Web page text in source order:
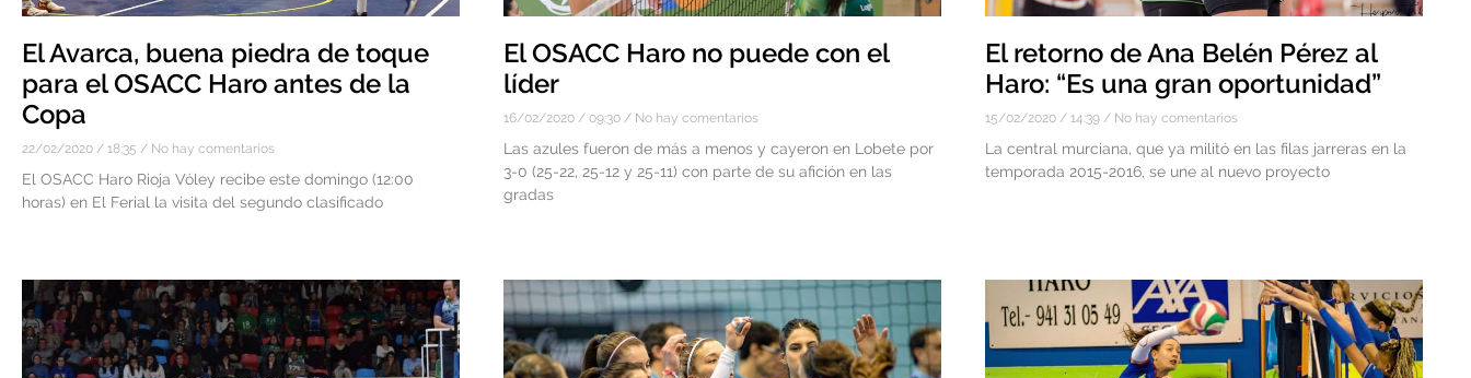
El Avarca, buena piedra de toque
para el OSACC Haro antes de la
Copa
22/02/2020 18:35 No hay comentarios
El OSACC Haro Rioja Vóley recibe este domingo (12:00
horas) en El Ferial la visita del segundo clasificado
El OSACC Haro no puede con el
líder
16/02/2020 09:30 No hay comentarios
Las azules fueron de más a menos y cayeron en Lobete por
3-0 (25-22, 25-12 y 25-11) con parte de su afición en las
gradas
El retorno de Ana Belén Pérez al
Haro: “Es una gran oportunidad”
15/02/2020 14:39 No hay comentarios
La central murciana, que ya militó en las filas jarreras en la
temporada 2015-2016, se une al nuevo proyecto